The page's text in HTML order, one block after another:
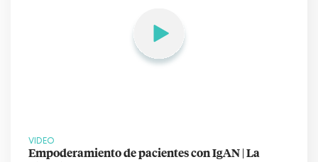
VIDEO
Empoderamiento de pacientes con IgAN | La